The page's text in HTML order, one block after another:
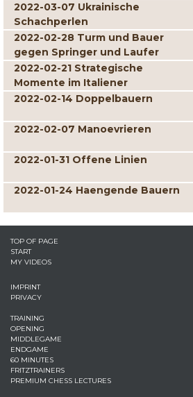
2022-03-07 Ukrainische
Schachperlen
2022-02-28 Turm und Bauer
gegen Springer und Laufer
2022-02-21 Strategische
Momente im Italiener
2022-02-14 Doppelbauern
2022-02-07 Manoevrieren
2022-01-31 Offene Linien
2022-01-24 Haengende Bauern
TOP OF PAGE
START
MY VIDEOS
IMPRINT
PRIVACY
TRAINING
OPENING
MIDDLEGAME
ENDGAME
60 MINUTES
FRITZTRAINERS
PREMIUM CHESS LECTURES